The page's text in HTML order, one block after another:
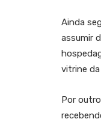
Ainda
assumir
vitrine da
Por